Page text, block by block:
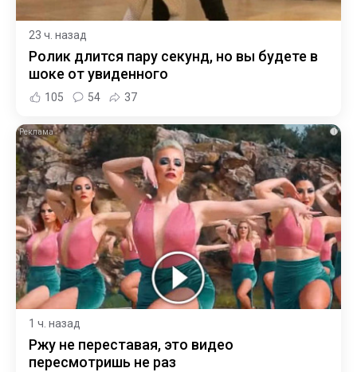
23 ч. назад
Ролик длится пару секунд, но вы будете в
шоке от увиденного
105 54 37
i
1 ч. назад
Ржу не переставая, это видео
пересмотришь не раз